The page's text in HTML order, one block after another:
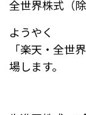
全世界株式（
ようやく
「楽天・全世
場します。